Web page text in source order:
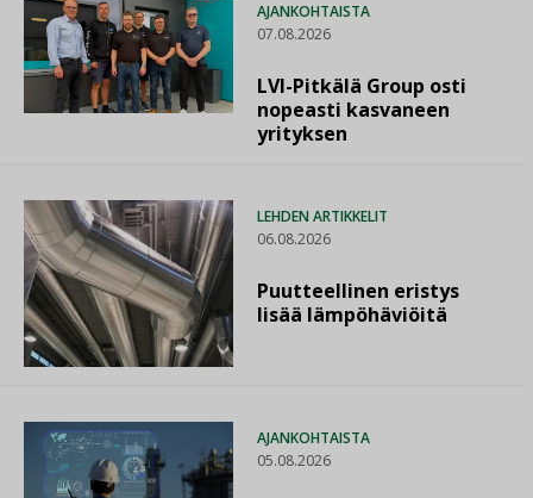
AJANKOHTAISTA
07.08.2026
LVI-Pitkälä Group osti
nopeasti kasvaneen
yrityksen
LEHDEN ARTIKKELIT
06.08.2026
Puutteellinen eristys
lisää lämpöhäviöitä
AJANKOHTAISTA
05.08.2026